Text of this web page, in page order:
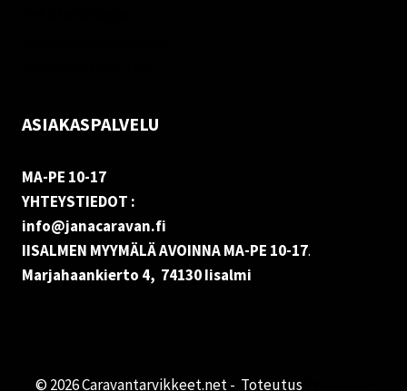
ASIAKASPALVELU
MA-PE 10-17
YHTEYSTIEDOT :
info@janacaravan.fi
IISALMEN MYYMÄLÄ AVOINNA MA-PE 10-17.
Marjahaankierto 4, 74130 Iisalmi
© 2026 Caravantarvikkeet.net - Toteutus